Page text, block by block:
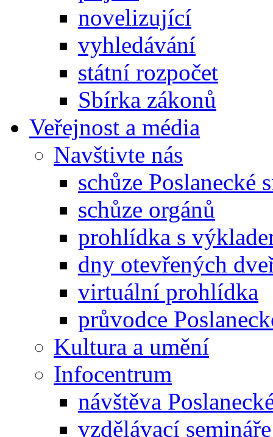
novelizující
vyhledávání
státní rozpočet
Sbírka zákonů
Veřejnost a média
Navštivte nás
schůze Poslanecké
schůze orgánů
prohlídka s
dny otevřených
virtuální prohlídka
průvodce
Kultura a umění
Infocentrum
návštěva
vzdělávací semináře